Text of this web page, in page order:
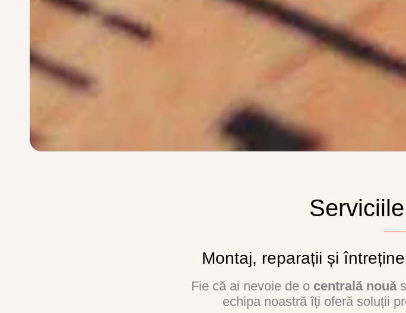
Montaj, reparații și
Fie că ai nevoie de o centrală nouă
echipa noastră îți oferă soluții